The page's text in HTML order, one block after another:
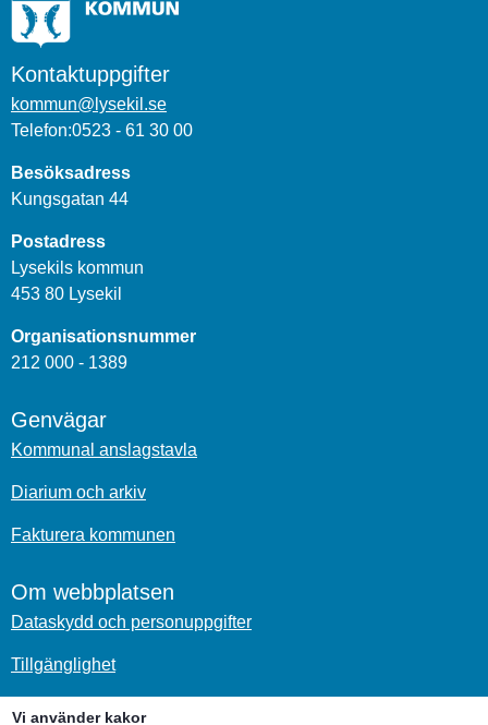
Vi använder kakor
Kontaktuppgifter
kommun@lysekil.se
Telefon:0523 - 61 30 00
Besöksadress
Kungsgatan 44
Postadress
Lysekils kommun
453 80 Lysekil
Organisationsnummer
212 000 - 1389
Genvägar
Kommunal anslagstavla
Diarium och arkiv
Fakturera kommunen
Om webbplatsen
Dataskydd och personuppgifter
Tillgänglighet